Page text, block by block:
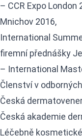
– CCR Expo
Mnichov 2016,
International
firemní přednášky
– International
Členství v
Česká
Česká akademie
Léčebně